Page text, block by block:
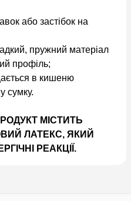
або застібок на
пружний матеріал
профіль;
в кишеню
сумку.
МІСТИТЬ
ЛАТЕКС, ЯКИЙ
РЕАКЦІЇ.